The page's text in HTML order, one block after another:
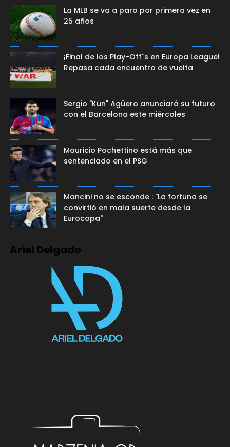
La MLB se va a paro por primera vez en
25 años
¡Final de los Play-Off´s en Europa League!
Repasa cada encuentro de vuelta
Sergio "Kun" Agüero anunciará su futuro
con el Barcelona este miércoles
Mauricio Pochettino está más que
sentenciado en el PSG
Mancini no se esconde : "La fortuna se
convirtió en mala suerte desde la
Eurocopa"
Ariel Delgado